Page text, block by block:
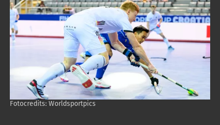
Fotocredits: Worldsportpics